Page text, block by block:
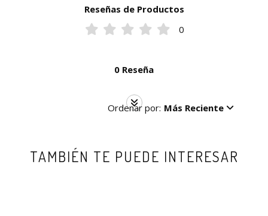
Reseñas de Productos
0
0 Reseña
Ordenar por: Más Reciente
TAMBIÉN TE PUEDE INTERESAR